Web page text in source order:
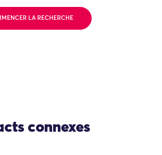
LA RECHERCHE
connexes